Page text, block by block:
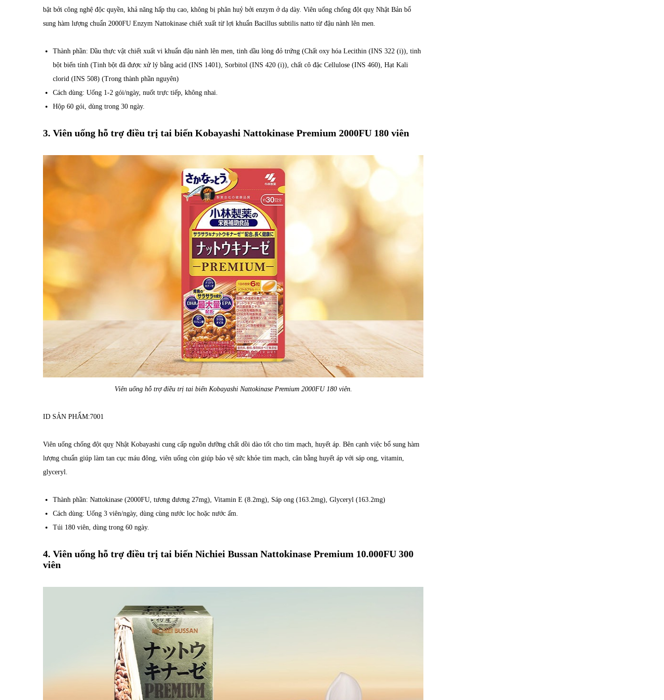
bật bởi công nghệ độc quyền, khả năng hấp thụ cao, không bị phân huỷ bởi enzym ở dạ dày. Viên uống chống đột quỵ Nhật Bản bổ
sung hàm lượng chuẩn 2000FU Enzym Nattokinase chiết xuất từ lợi khuẩn Bacillus subtilis natto từ đậu nành lên men.
Thành phần: Dầu thực vật chiết xuất vi khuẩn đậu nành lên men, tinh dầu lòng đỏ trứng (Chất oxy hóa Lecithin (INS 322 (i)), tinh
bột biến tính (Tinh bột đã được xử lý bằng acid (INS 1401), Sorbitol (INS 420 (i)), chất cô đặc Cellulose (INS 460), Hạt Kali
clorid (INS 508) (Trong thành phần nguyên)
Cách dùng: Uống 1-2 gói/ngày, nuốt trực tiếp, không nhai.
Hộp 60 gói, dùng trong 30 ngày.
3. Viên uống hỗ trợ điều trị tai biến Kobayashi Nattokinase Premium 2000FU 180 viên
Viên uống hỗ trợ điều trị tai biến Kobayashi Nattokinase Premium 2000FU 180 viên.
ID SẢN PHẨM:7001
Viên uống chống đột quỵ Nhật Kobayashi cung cấp nguồn dưỡng chất dồi dào tốt cho tim mạch, huyết áp. Bên cạnh việc bổ sung hàm
lượng chuẩn giúp làm tan cục máu đông, viên uống còn giúp bảo vệ sức khỏe tim mạch, cân bằng huyết áp với sáp ong, vitamin,
glyceryl.
Thành phần: Nattokinase (2000FU, tương đương 27mg), Vitamin E (8.2mg), Sáp ong (163.2mg), Glyceryl (163.2mg)
Cách dùng: Uống 3 viên/ngày, dùng cùng nước lọc hoặc nước ấm.
Túi 180 viên, dùng trong 60 ngày.
4. Viên uống hỗ trợ điều trị tai biến Nichiei Bussan Nattokinase Premium 10.000FU 300
viên